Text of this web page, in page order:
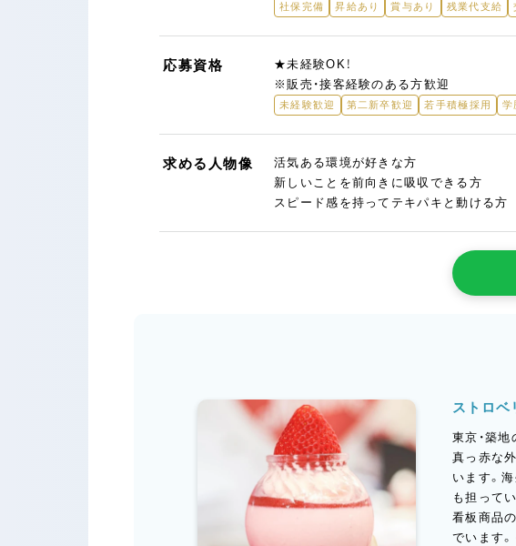
社保完備 昇給あり 賞与あり 残業代支給
応募資格
★未経験OK！
※販売・接客経験のある方歓迎
未経験歓迎 第二新卒歓迎 若手積極採用 学
求める人物像
活気ある環境が好きな方
新しいことを前向きに吸収できる方
スピード感を持ってテキパキと動ける方
ストロベ
東京・築
真っ赤な
います。
も担ってい
看板商品
でいます